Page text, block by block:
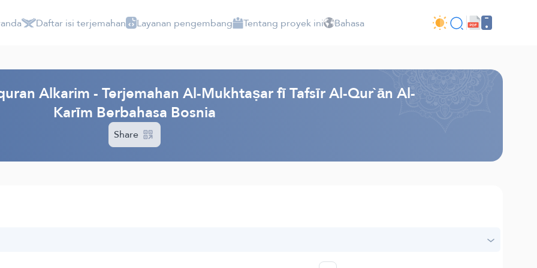
Daftar isi terjemahan Layanan pengembang Tentang proyek ini Bahasa
Alkarim - Terjemahan Al-Mukhtaṣar fī Tafsīr Al-Qur`ān Al-
Karīm Berbahasa Bosnia
Share